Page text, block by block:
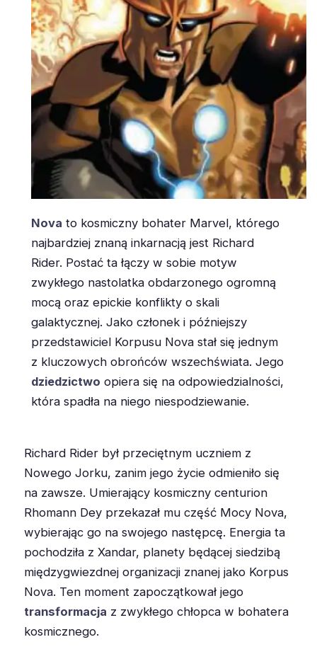
Nova to kosmiczny bohater Marvel, którego
najbardziej znaną inkarnacją jest Richard
Rider. Postać ta łączy w sobie motyw
zwykłego nastolatka obdarzonego ogromną
mocą oraz epickie konflikty o skali
galaktycznej. Jako członek i późniejszy
przedstawiciel Korpusu Nova stał się jednym
z kluczowych obrońców wszechświata. Jego
dziedzictwo opiera się na odpowiedzialności,
która spadła na niego niespodziewanie.
Richard Rider był przeciętnym uczniem z
Nowego Jorku, zanim jego życie odmieniło się
na zawsze. Umierający kosmiczny centurion
Rhomann Dey przekazał mu część Mocy Nova,
wybierając go na swojego następcę. Energia ta
pochodziła z Xandar, planety będącej siedzibą
międzygwiezdnej organizacji znanej jako Korpus
Nova. Ten moment zapoczątkował jego
transformacja z zwykłego chłopca w bohatera
kosmicznego.